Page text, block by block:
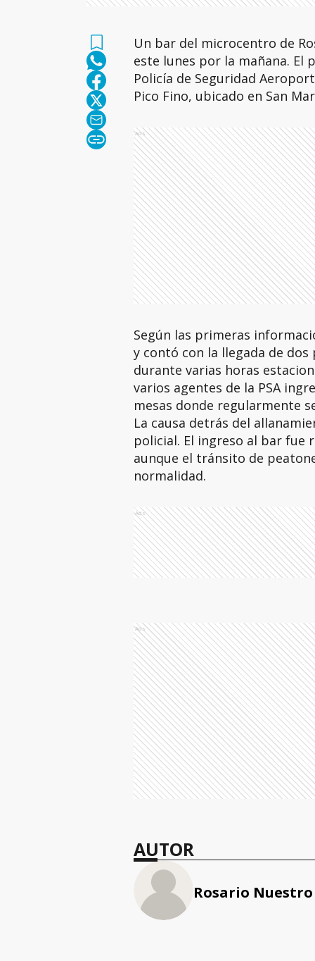
Un bar del microcentro de
este lunes por la mañana. El
Policía de Seguridad
Pico Fino, ubicado en San
Ads
Según las primeras
y contó con la llegada de
durante varias horas
varios agentes de la PSA
mesas donde regularmente
La causa detrás del
policial. El ingreso al bar fue
aunque el tránsito de
normalidad.
Ads
Ads
AUTOR
Rosario Nuestro